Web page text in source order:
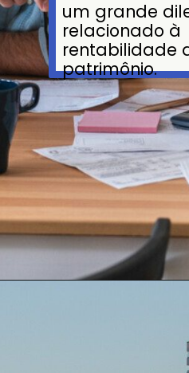
um grande
relacionado à
rentabilidade
patrimônio.